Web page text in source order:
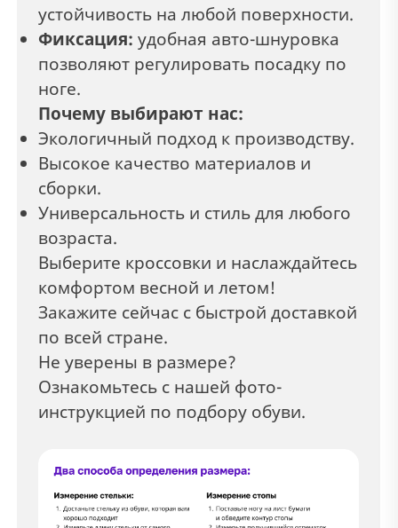
устойчивость на любой поверхности.
Фиксация: удобная авто-шнуровка
позволяют регулировать посадку по
ноге.
Почему выбирают нас:
Экологичный подход к производству.
Высокое качество материалов и
сборки.
Универсальность и стиль для любого
возраста.
Выберите кроссовки и наслаждайтесь
комфортом весной и летом!
Закажите сейчас с быстрой доставкой
по всей стране.
Не уверены в размере?
Ознакомьтесь с нашей фото-
инструкцией по подбору обуви.